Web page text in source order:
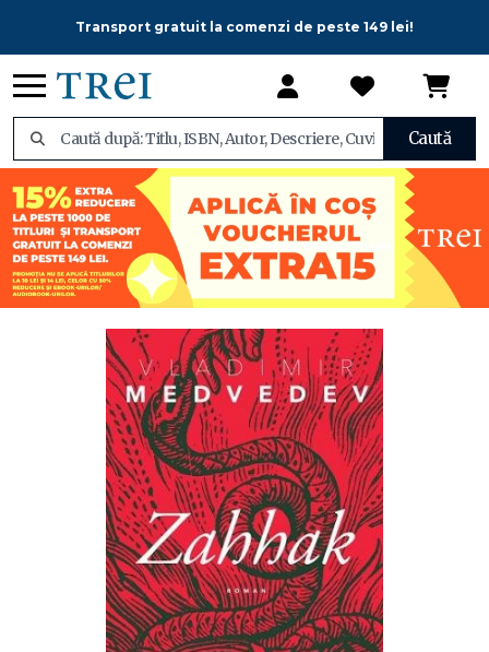
Transport gratuit la comenzi de peste 149 lei!
Caută